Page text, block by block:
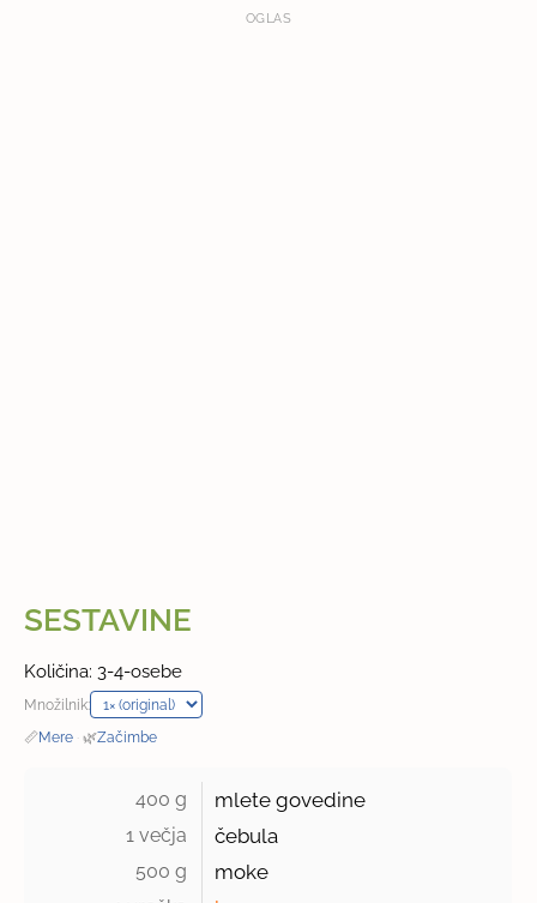
OGLAS
SESTAVINE
Količina: 3-4-osebe
Množilnik:
📏Mere · 🌿Začimbe
400 g mlete govedine
1 večja čebula
500 g moke